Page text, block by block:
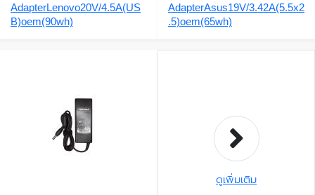
AdapterLenovo20V/4.5A(US
B)oem(90wh)
AdapterAsus19V/3.42A(5.5x2
.5)oem(65wh)
ดูเพิ่มเติม